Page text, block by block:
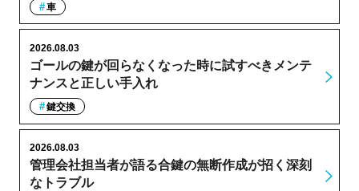
車
ゴールの鍵が回らなくなった時に試すべきメンテ
ナンスと正しい手入れ
2026.08.03
鍵交換
管理会社担当者が語る合鍵の無断作成が招く深刻
なトラブル
2026.08.03